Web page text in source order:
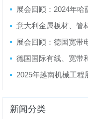
o 2025
展会回顾：2024年
意大利金属板材、管
设备展览会LAMIERA
展会回顾：德国宽带
24德国国际有线、宽带
2025年越南机械工程
新闻分类